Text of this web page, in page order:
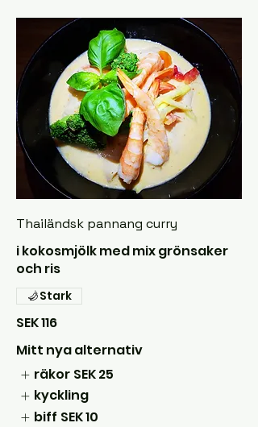
Thailändsk pannang curry
i kokosmjölk med mix grönsaker
och ris
SEK 116
Stark
Mitt nya alternativ
räkor SEK 25
kyckling
biff SEK 10